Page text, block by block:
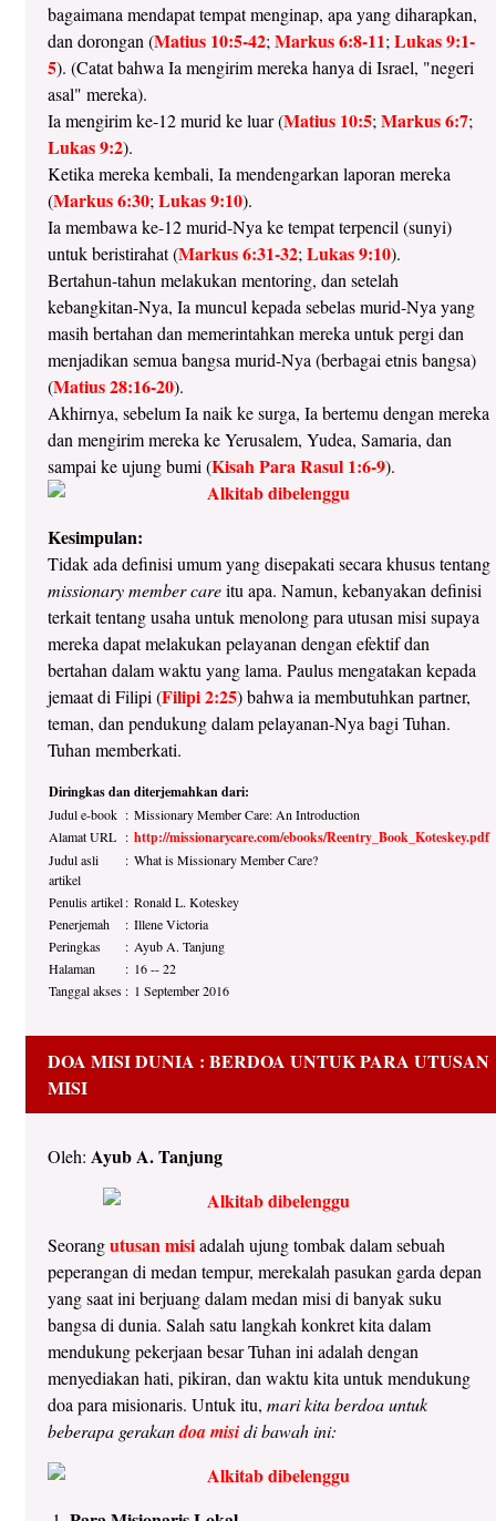
bagaimana mendapat tempat menginap, apa yang diharapkan,
dan dorongan (Matius 10:5-42;Markus 6:8-11;Lukas 9:1-
5). (Catat bahwa Ia mengirim mereka hanya di Israel, "negeri
asal" mereka).
Ia mengirim ke-12 murid ke luar (Matius 10:5;Markus 6:7;
Lukas 9:2).
Ketika mereka kembali, Ia mendengarkan laporan mereka
(Markus 6:30;Lukas 9:10).
Ia membawa ke-12 murid-Nya ke tempat terpencil (sunyi)
untuk beristirahat (Markus 6:31-32;Lukas 9:10).
Bertahun-tahun melakukan mentoring, dan setelah
kebangkitan-Nya, Ia muncul kepada sebelas murid-Nya yang
masih bertahan dan memerintahkan mereka untuk pergi dan
menjadikan semua bangsa murid-Nya (berbagai etnis bangsa)
(Matius 28:16-20).
Akhirnya, sebelum Ia naik ke surga, Ia bertemu dengan mereka
dan mengirim mereka ke Yerusalem, Yudea, Samaria, dan
sampai ke ujung bumi (Kisah Para Rasul 1:6-9).
Kesimpulan:
Tidak ada definisi umum yang disepakati secara khusus tentang
missionary member careitu apa. Namun, kebanyakan definisi
terkait tentang usaha untuk menolong para utusan misi supaya
mereka dapat melakukan pelayanan dengan efektif dan
bertahan dalam waktu yang lama. Paulus mengatakan kepada
jemaat di Filipi (Filipi 2:25) bahwa ia membutuhkan partner,
teman, dan pendukung dalam pelayanan-Nya bagi Tuhan.
Tuhan memberkati.
Diringkas dan diterjemahkan dari:
Judul e-book : Missionary Member Care: An Introduction
Alamat URL : http://missionarycare.com/ebooks/Reentry_Book_Koteskey.pdf
Judul asli
artikel
: What is Missionary Member Care?
Penulis artikel: Ronald L. Koteskey
Penerjemah
: Illene Victoria
Peringkas
: Ayub A. Tanjung
Halaman
: 16 -- 22
Tanggal akses : 1 September 2016
DOA MISI DUNIA : BERDOA UNTUK PARA UTUSAN
MISI
Oleh: Ayub A. Tanjung
Seorangutusan misiadalah ujung tombak dalam sebuah
peperangan di medan tempur, merekalah pasukan garda depan
yang saat ini berjuang dalam medan misi di banyak suku
bangsa di dunia. Salah satu langkah konkret kita dalam
mendukung pekerjaan besar Tuhan ini adalah dengan
menyediakan hati, pikiran, dan waktu kita untuk mendukung
doa para misionaris. Untuk itu,mari kita berdoa untuk
beberapa gerakandoa misidi bawah ini: